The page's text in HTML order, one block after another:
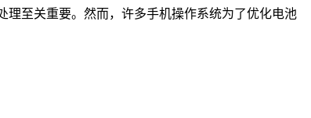
理至关重要。然而，许多手机操作系统为了优化电池